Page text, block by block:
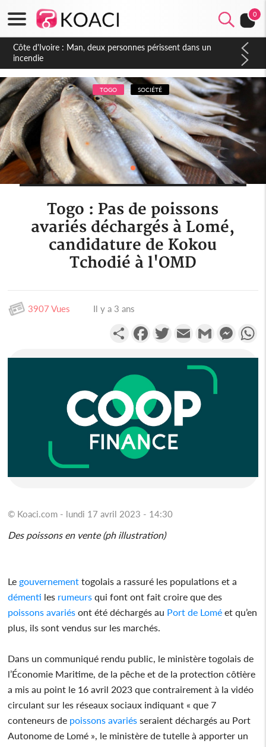
0
Côte d'Ivoire : Séileu, la célébration de la fête nationale
transformée en vaste campagne contre les produits
dépigmentants dangereux
TOGO SOCIÉTÉ
Togo : Pas de poissons
avariés déchargés à Lomé,
candidature de Kokou
Tchodié à l'OMD
3907 Vues Il y a 3 ans
PartagerFacebookTwitterEmail Gmail
© Koaci.com - lundi 17 avril 2023 - 14:30
Des poissons en vente (ph illustration)
Le gouvernement togolais a rassuré les populations et a
démenti les rumeurs qui font ont fait croire que des
poissons avariés ont été déchargés au Port de Lomé et qu’en
plus, ils sont vendus sur les marchés.
Dans un communiqué rendu public, le ministère togolais de
l’Économie Maritime, de la pêche et de la protection côtière
a mis au point le 16 avril 2023 que contrairement à la vidéo
circulant sur les réseaux sociaux indiquant « que 7
conteneurs de poissons avariés seraient déchargés au Port
Autonome de Lomé », le ministère de tutelle à apporter un